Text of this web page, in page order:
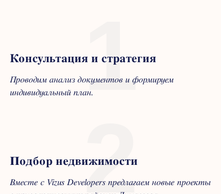
Консультация и стратегия
Проводим анализ документов и формируем
индивидуальный план.1
Подбор недвижимости
Вместе с Vizus Developers предлагаем новые проекты
2